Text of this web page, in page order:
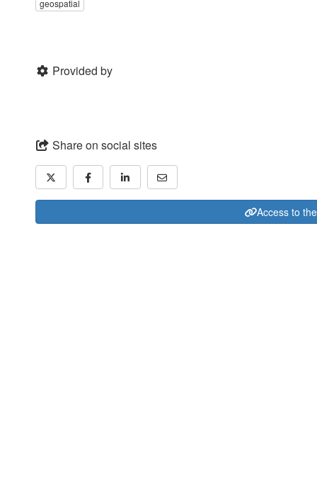
geospatial
Provided by
Share on social sites
Access to